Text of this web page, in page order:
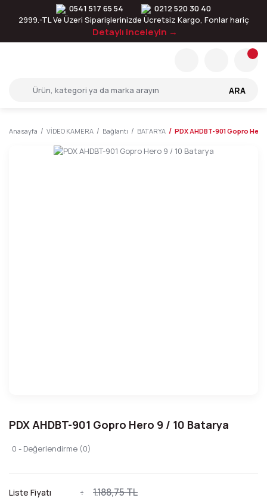
0541 517 65 54
0212 520 30 40
2999.-TL Ve Üzeri Siparişlerinizde Ücretsiz Kargo, Fonlar hariç
Detaylı inceleyin →
ARA
Anasayfa VİDEO KAMERA Bağlantı BATARYA PDX AHDBT-901 Gopro
PDX AHDBT-901 Gopro Hero 9 / 10 Batarya
0 - Değerlendirme (0)
Liste Fiyatı 1.188,75 TL